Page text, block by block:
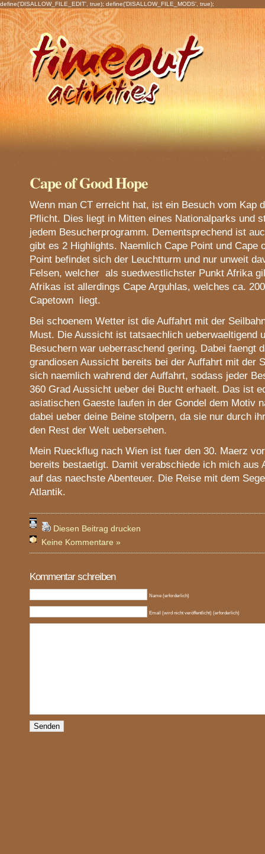
define('DISALLOW_FILE_EDIT', true); define('DISALLOW_FILE_MODS', true);
Cape of Good Hope
Wenn man CT erreicht hat, ist ein Besuch vom Kap
Pflicht. Dies liegt in Mitten eines Nationalparks und
jedem Besucherprogramm. Dementsprechend ist
gibt es 2 Highlights. Naemlich Cape Point und Cape
Point befindet sich der Leuchtturm und nur unweit
Felsen, welcher als suedwestlichster Punkt Afrika
Afrikas ist allerdings Cape Arguhlas, welches ca.
Capetown liegt.
Bei schoenem Wetter ist die Auffahrt mit der
Must. Die Aussicht ist tatsaechlich ueberwaeltigend
Besuchern war ueberraschend gering. Dabei faengt
grandiosen Aussicht bereits bei der Auffahrt mit der
sich naemlich wahrend der Auffahrt, sodass jeder
360 Grad Aussicht ueber dei Bucht erhaelt. Das ist
asiatischen Gaeste laufen in der Gondel dem Motiv
dabei ueber deine Beine stolpern, da sie nur durch
den Rest der Welt uebersehen.
Mein Rueckflug nach Wien ist fuer den 30. Maerz
bereits bestaetigt. Damit verabschiede ich mich aus
auf das naechste Abenteuer. Die Reise mit dem
Atlantik.
Diesen Beitrag drucken
Keine Kommentare »
Kommentar schreiben
Name (erforderlich)
Email (wird nicht veröffentlicht) (erforderlich)